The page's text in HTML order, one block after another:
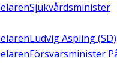
Sjukvårdsminister
Ludvig Aspling (SD)
Försvarsminister